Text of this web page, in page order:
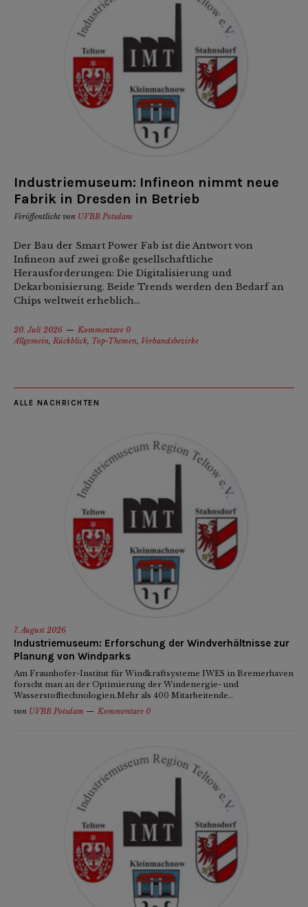
Industriemuseum: Infineon nimmt neue
Fabrik in Dresden in Betrieb
Veröffentlicht von UVBB Potsdam
Der Bau der Smart Power Fab ist die Antwort von
Infineon auf zwei große gesellschaftliche
Herausforderungen: Die Digitalisierung und
Dekarbonisierung. Beide Trends werden den Bedarf an
Chips weltweit erheblich...
20. Juli 2026
Kommentare 0
Allgemein, Rückblick, Top-Themen, Verbandsbezirke
ALLE NACHRICHTEN
7. August 2026
Industriemuseum: Erforschung der Windverhältnisse zur
Planung von Windparks
Am Fraunhofer-Institut für Windkraftsysteme IWES in Bremerhaven
forscht man an der Optimierung der Windenergie- und
Wasserstofftechnologien.Mehr als 400 Mitarbeitende...
von UVBB Potsdam Kommentare 0